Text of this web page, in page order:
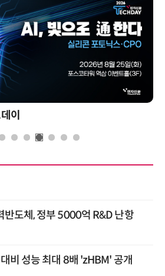
이
반도체, 정부 5000억 R&D 난항
비 성능 최대 8배 'zHBM' 공개